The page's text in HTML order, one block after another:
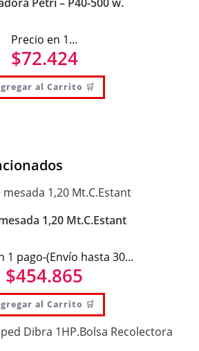
Precio en 1...
$72.424
al Carrito 🛒
1,20 Mt.C.Estant
1 pago-(Envío hasta 30...
$454.865
al Carrito 🛒